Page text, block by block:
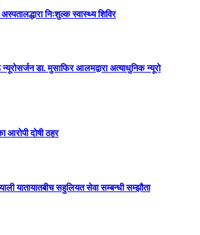
निःशुल्क स्वास्थ्य शिविर
डा. मुसाफिर आलमद्वारा अत्याधुनिक न्यूरो
आरोपी दोषी ठहर
यातायातबीच सहुलियत सेवा सम्बन्धी सम्झौता